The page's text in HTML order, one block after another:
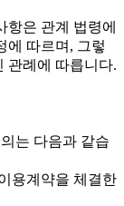
항은 관계 법령에
에 따르며, 그렇
관례에 따릅니다.
는 다음과 같습
용계약을 체결한